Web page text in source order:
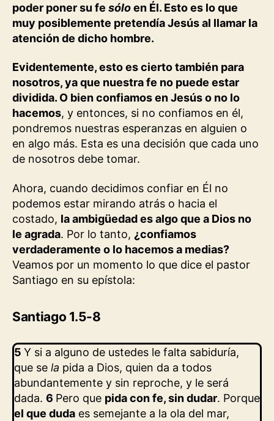
poder poner su fe sóloen Él. Esto es lo que
muy posiblemente pretendía Jesús al llamar la
atención de dicho hombre.
Evidentemente, esto es cierto también para
nosotros, ya que nuestra fe no puede estar
dividida. O bien confiamos en Jesús o no lo
hacemos, y entonces, si no confiamos en él,
pondremos nuestras esperanzas en alguien o
en algo más. Esta es una decisión que cada uno
de nosotros debe tomar.
Ahora, cuando decidimos confiar en Él no
podemos estar mirando atrás o hacia el
costado, la ambigüedad es algo que a Dios no
le agrada. Por lo tanto, ¿confiamos
verdaderamente o lo hacemos a medias?
Veamos por un momento lo que dice el pastor
Santiago en su epístola:
Santiago 1.5-8
5 Y si a alguno de ustedes le falta sabiduría,
que se la pida a Dios, quien da a todos
abundantemente y sin reproche, y le será
dada. 6 Pero que pida con fe, sin dudar. Porque
el que duda es semejante a la ola del mar,